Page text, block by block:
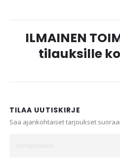
ILMAINEN
tilauksille
TILAA UUTISKIRJE
Saa ajankohtaiset tarjoukset